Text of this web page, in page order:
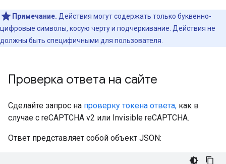
Примечание. Действия могут содержать только буквенно-
цифровые символы, косую черту и подчеркивание. Действия не
должны быть специфичными для пользователя.
Проверка ответа на сайте
Сделайте запрос на проверку токена ответа, как в
случае с reCAPTCHA v2 или Invisible reCAPTCHA.
Ответ представляет собой объект JSON: